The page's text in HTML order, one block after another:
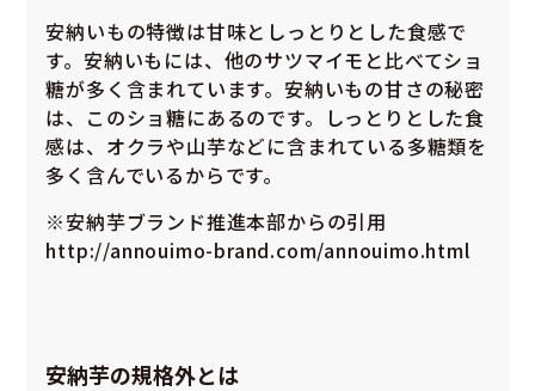
安納いもの特徴は甘味としっとりとした食感で
す。安納いもには、他のサツマイモと比べてショ
糖が多く含まれています。安納いもの甘さの秘密
は、このショ糖にあるのです。しっとりとした食
感は、オクラや山芋などに含まれている多糖類を
多く含んでいるからです。
※安納芋ブランド推進本部からの引用
http://annouimo-brand.com/annouimo.html
安納芋の規格外とは